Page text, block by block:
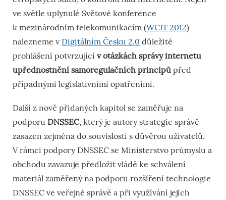
ve světle uplynulé Světové konference
k mezinárodním telekomunikacím (WCIT 2012)
nalezneme v Digitálním Česku 2.0 důležité
prohlášení potvrzující v otázkách správy internetu
upřednostnění samoregulačních principů před
případnými legislativními opatřeními.
Další z nově přidaných kapitol se zaměřuje na
podporu DNSSEC, který je autory strategie správě
zasazen zejména do souvislosti s důvěrou uživatelů.
V rámci podpory DNSSEC se Ministerstvo průmyslu a
obchodu zavazuje předložit vládě ke schválení
materiál zaměřený na podporu rozšíření technologie
DNSSEC ve veřejné správě a při využívání jejích